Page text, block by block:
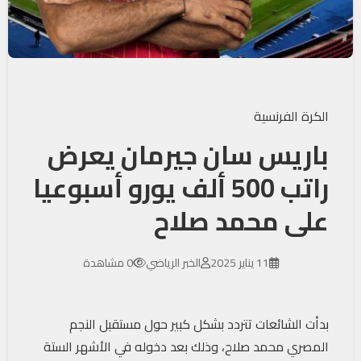
الكرة الفرنسية
باريس سان جيرمان يعرض
راتب 500 ألف يورو أسبوعيا
على محمد صلاح
11 يناير 2025 الخبر الرياضي 0 مشاهدة
بدأت الشائعات تتردد بشكل كبير حول مستقبل النجم
المصري محمد صلاح، وذلك بعد دخوله في الأشهر الستة